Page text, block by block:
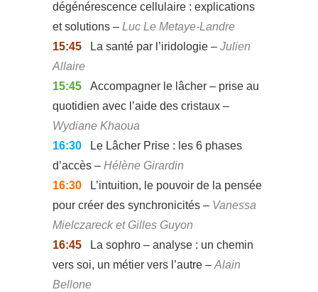
dégénérescence cellulaire : explications
et solutions – Luc Le Metaye-Landre
15:45
La santé par l’iridologie – Julien
Allaire
15:45
Accompagner le lâcher – prise au
quotidien avec l’aide des cristaux –
Wydiane Khaoua
16:30
Le Lâcher Prise : les 6 phases
d’accès – Hélène Girardin
16:30
L’intuition, le pouvoir de la pensée
pour créer des synchronicités – Vanessa
Mielczareck et Gilles Guyon
16:45
La sophro – analyse : un chemin
vers soi, un métier vers l’autre – Alain
Bellone